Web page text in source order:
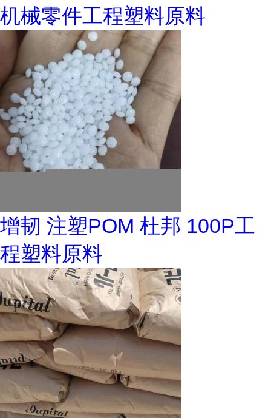
机械零件工程塑料原料
增韧 注塑POM 杜邦 100P工
程塑料原料